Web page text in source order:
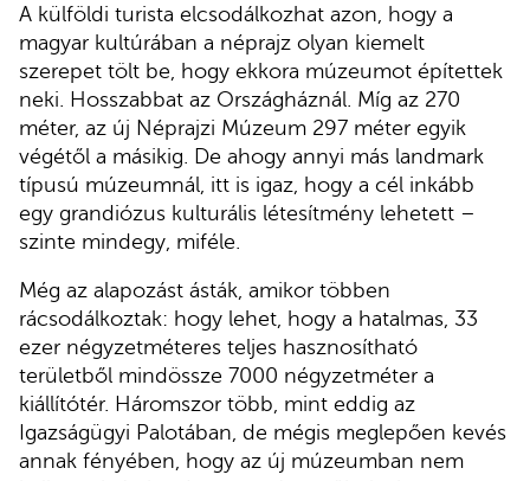
A külföldi turista elcsodálkozhat azon, hogy a
magyar kultúrában a néprajz olyan kiemelt
szerepet tölt be, hogy ekkora múzeumot építettek
neki. Hosszabbat az Országháznál. Míg az 270
méter, az új Néprajzi Múzeum 297 méter egyik
végétől a másikig. De ahogy annyi más landmark
típusú múzeumnál, itt is igaz, hogy a cél inkább
egy grandiózus kulturális létesítmény lehetett –
szinte mindegy, miféle.
Még az alapozást ásták, amikor többen
rácsodálkoztak: hogy lehet, hogy a hatalmas, 33
ezer négyzetméteres teljes hasznosítható
területből mindössze 7000 négyzetméter a
kiállítótér. Háromszor több, mint eddig az
Igazságügyi Palotában, de mégis meglepően kevés
annak fényében, hogy az új múzeumban nem